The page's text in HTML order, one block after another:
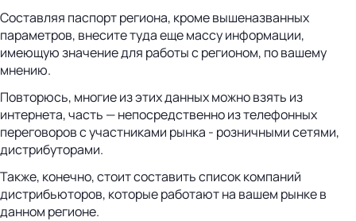
Составляя паспорт региона, кроме вышеназванных
параметров, внесите туда еще массу информации,
имеющую значение для работы с регионом, по вашему
мнению.
Повторюсь, многие из этих данных можно взять из
интернета, часть — непосредственно из телефонных
переговоров с участниками рынка - розничными сетями,
дистрибуторами.
Также, конечно, стоит составить список компаний
дистрибьюторов, которые работают на вашем рынке в
данном регионе.